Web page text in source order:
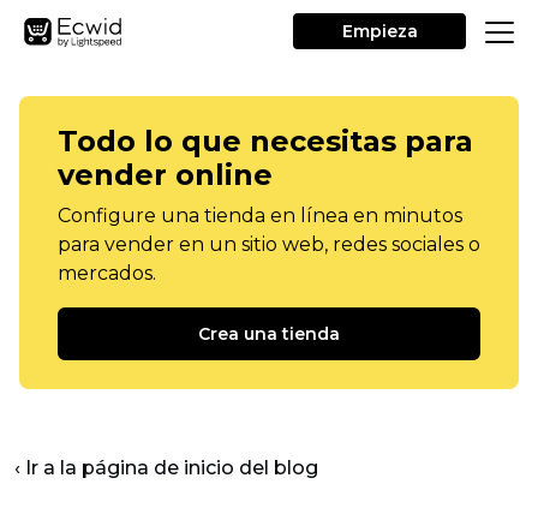
Empieza
Todo lo que necesitas para
vender online
Configure una tienda en línea en minutos
para vender en un sitio web, redes sociales o
mercados.
Crea una tienda
‹ Ir a la página de inicio del blog